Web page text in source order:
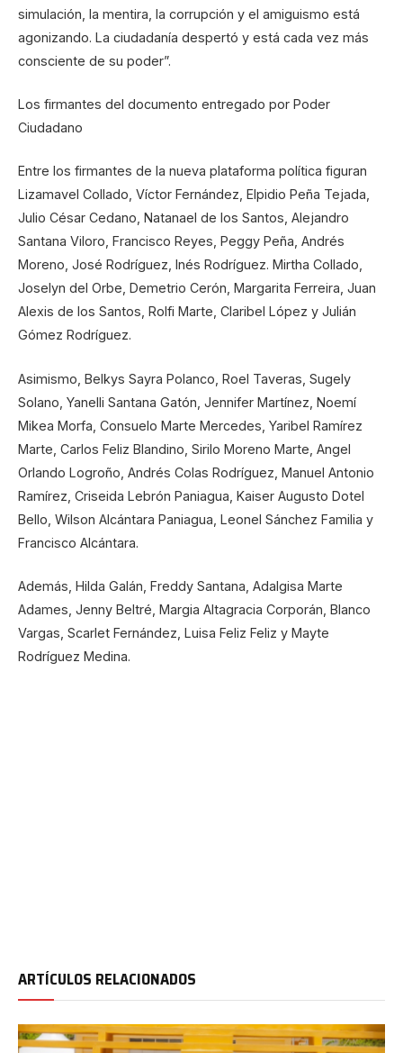
simulación, la mentira, la corrupción y el amiguismo está
agonizando. La ciudadanía despertó y está cada vez más
consciente de su poder”.
Los firmantes del documento entregado por Poder
Ciudadano
Entre los firmantes de la nueva plataforma política figuran
Lizamavel Collado, Víctor Fernández, Elpidio Peña Tejada,
Julio César Cedano, Natanael de los Santos, Alejandro
Santana Viloro, Francisco Reyes, Peggy Peña, Andrés
Moreno, José Rodríguez, Inés Rodríguez. Mirtha Collado,
Joselyn del Orbe, Demetrio Cerón, Margarita Ferreira, Juan
Alexis de los Santos, Rolfi Marte, Claribel López y Julián
Gómez Rodríguez.
Asimismo, Belkys Sayra Polanco, Roel Taveras, Sugely
Solano, Yanelli Santana Gatón, Jennifer Martínez, Noemí
Mikea Morfa, Consuelo Marte Mercedes, Yaribel Ramírez
Marte, Carlos Feliz Blandino, Sirilo Moreno Marte, Angel
Orlando Logroño, Andrés Colas Rodríguez, Manuel Antonio
Ramírez, Criseida Lebrón Paniagua, Kaiser Augusto Dotel
Bello, Wilson Alcántara Paniagua, Leonel Sánchez Familia y
Francisco Alcántara.
Además, Hilda Galán, Freddy Santana, Adalgisa Marte
Adames, Jenny Beltré, Margia Altagracia Corporán, Blanco
Vargas, Scarlet Fernández, Luisa Feliz Feliz y Mayte
Rodríguez Medina.
ARTÍCULOS RELACIONADOS